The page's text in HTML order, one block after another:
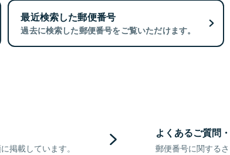
最近検索した郵便番号
過去に検索した郵便番号をご覧いただけます。
掲載しています。
よくあるご質問
郵便番号に関する